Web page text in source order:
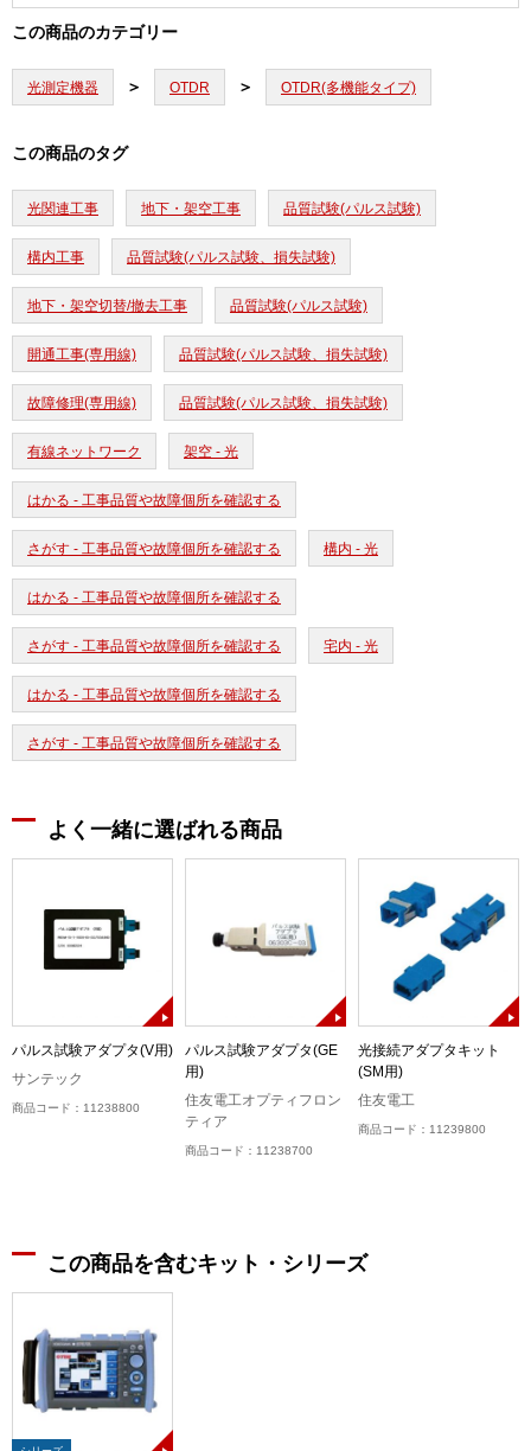
この商品のカテゴリー
光測定機器 OTDR OTDR(多機能タイプ)
この商品のタグ
光関連工事 地下・架空工事 品質試験(パルス試験)
構内工事 品質試験(パルス試験、損失試験)
地下・架空切替/撤去工事 品質試験(パルス試験)
開通工事(専用線) 品質試験(パルス試験、損失試験)
故障修理(専用線) 品質試験(パルス試験、損失試験)
有線ネットワーク 架空 - 光
はかる - 工事品質や故障個所を確認する
さがす - 工事品質や故障個所を確認する 構内 - 光
はかる - 工事品質や故障個所を確認する
さがす - 工事品質や故障個所を確認する 宅内 - 光
はかる - 工事品質や故障個所を確認する
さがす - 工事品質や故障個所を確認する
よく一緒に選ばれる商品
パルス試験アダプタ(V用)
サンテック
商品コード：11238800
パルス試験アダプタ(GE
用)
住友電工オプティフロン
ティア
商品コード：11238700
光接続アダプタキット
(SM用)
住友電工
商品コード：11239800
この商品を含むキット・シリーズ